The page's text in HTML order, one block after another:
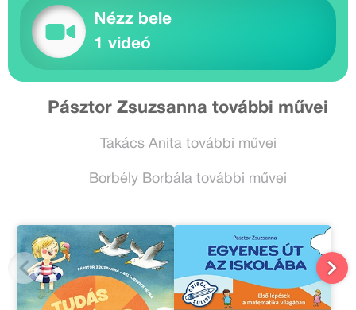
Nézz bele
1 videó
Pásztor Zsuzsanna további művei
Takács Anita további művei
Borbély Borbála további művei